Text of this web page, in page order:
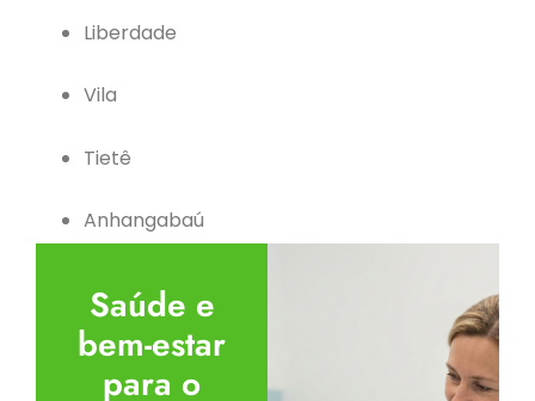
Liberdade
Vila
Tietê
Anhangabaú
Saúde e
bem-estar
para o